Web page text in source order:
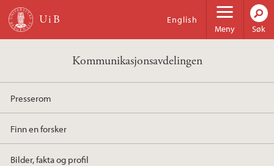
Hopp til hovedinnhold
Meny
English
Søk
Kommunikasjonsavdelingen
Presserom
Finn en forsker
Bilder, fakta og profil